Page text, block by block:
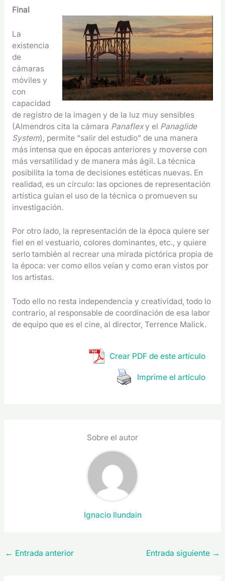
Final
La
existencia
de
cámaras
móviles y
con
capacidad
de registro de la imagen y de la luz muy sensibles
(Almendros cita la cámara Panaflexy el Panaglide
System), permite “salir del estudio” de una manera
más intensa que en épocas anteriores y moverse con
más versatilidad y de manera más ágil. La técnica
posibilita la toma de decisiones estéticas nuevas. En
realidad, es un círculo: las opciones de representación
artística guían el uso de la técnica o promueven su
investigación.
Por otro lado, la representación de la época quiere ser
fiel en el vestuario, colores dominantes, etc., y quiere
serlo también al recrear una mirada pictórica propia de
la época: ver como ellos veían y como eran vistos por
los artistas.
Todo ello no resta independencia y creatividad, todo lo
contrario, al responsable de coordinación de esa labor
de equipo que es el cine, al director, Terrence Malick.
Crear PDF de este artículo
Imprime el artículo
Sobre el autor
Ignacio Ilundain
← Entrada anterior Entrada siguiente →